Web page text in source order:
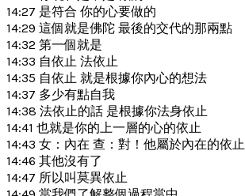
14:27 是符合 你的心要做的
14:29 這個就是佛陀 最後的交代的那兩點
14:32 第一個就是
14:33 自依止 法依止
14:35 自依止 就是根據你內心的想法
14:37 多少有點自我
14:38 法依止的話 是根據你法身依止
14:41 也就是你的上一層的心的依止
14:43 女：內在 查：對！他屬於內在的依止
14:46 其他沒有了
14:47 所以叫莫異依止